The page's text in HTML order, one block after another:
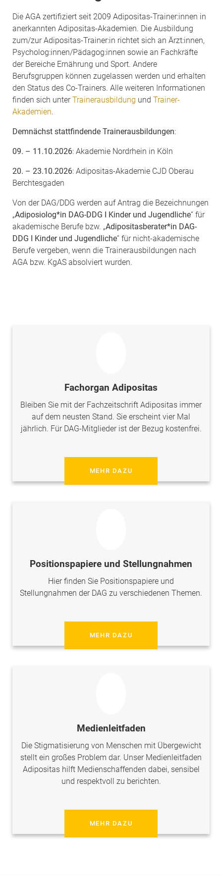
Die AGA zertifiziert seit 2009 Adipositas-Trainer:innen in
anerkannten Adipositas-Akademien. Die Ausbildung
zum/zur Adipositas-Trainer:in richtet sich an Ärzt:innen,
Psycholog:innen/Pädagog:innen sowie an Fachkräfte
der Bereiche Ernährung und Sport. Andere
Berufsgruppen können zugelassen werden und erhalten
den Status des Co-Trainers. Alle weiteren Informationen
finden sich unterTrainerausbildung und Trainer-
Akademien.
Demnächst stattfindende Trainerausbildungen:
09. – 11.10.2026: Akademie Nordrhein in Köln
20. – 23.10.2026: Adipositas-Akademie CJD Oberau
Berchtesgaden
Von der DAG/DDG werden auf Antrag die Bezeichnungen
„Adiposiolog*in DAG-DDG I Kinder und Jugendliche“ für
akademische Berufe bzw. „Adipositasberater*in DAG-
DDG I Kinder und Jugendliche“ für nicht-akademische
Berufe vergeben, wenn die Trainerausbildungen nach
AGA bzw. KgAS absolviert wurden.
Fachorgan Adipositas
Bleiben Sie mit der Fachzeitschrift Adipositas immer
auf dem neusten Stand. Sie erscheint vier Mal
jährlich. Für DAG-Mitglieder ist der Bezug kostenfrei.
MEHR DAZU
Positionspapiere und Stellungnahmen
Hier finden Sie Positionspapiere und
Stellungnahmen der DAG zu verschiedenen Themen.
MEHR DAZU
Medienleitfaden
Die Stigmatisierung von Menschen mit Übergewicht
stellt ein großes Problem dar. Unser Medienleitfaden
Adipositas hilft Medienschaffenden dabei, sensibel
und respektvoll zu berichten.
MEHR DAZU